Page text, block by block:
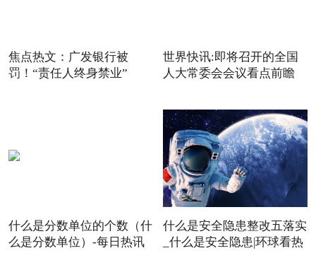
焦点热文：广发银行被
罚！“责任人终身禁业”
世界快讯:即将召开的全国
人大常委会会议看点前瞻
什么是分数单位的个数（什
么是分数单位）-每日热讯
什么是安全隐患整改五落实
_什么是安全隐患|环球看热